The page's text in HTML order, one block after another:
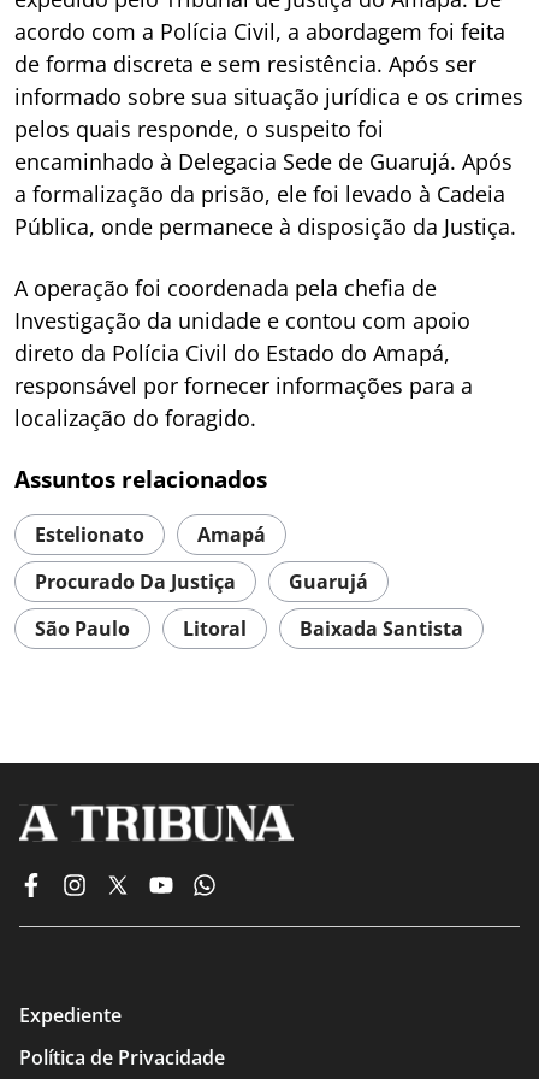
acordo com a Polícia Civil, a abordagem foi feita
de forma discreta e sem resistência. Após ser
informado sobre sua situação jurídica e os crimes
pelos quais responde, o suspeito foi
encaminhado à Delegacia Sede de Guarujá. Após
a formalização da prisão, ele foi levado à Cadeia
Pública, onde permanece à disposição da Justiça.
A operação foi coordenada pela chefia de
Investigação da unidade e contou com apoio
direto da Polícia Civil do Estado do Amapá,
responsável por fornecer informações para a
localização do foragido.
Assuntos relacionados
Estelionato
Amapá
Procurado Da Justiça
Guarujá
São Paulo
Litoral Baixada Santista
Expediente
Política de Privacidade